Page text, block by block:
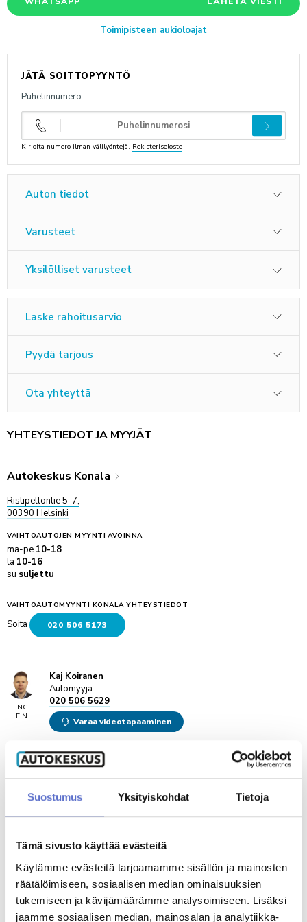
Suostumus Yksityiskohdat Tietoja
Tämä sivusto käyttää evästeitä
Käytämme evästeitä tarjoamamme sisällön ja mainosten
räätälöimiseen, sosiaalisen median ominaisuuksien
tukemiseen ja kävijämäärämme analysoimiseen. Lisäksi
jaamme sosiaalisen median, mainosalan ja analytiikka-
ANNA PALAUTETTAToimipisteen aukioloajat
JÄTÄ SOITTOPYYNTÖ
Puhelinnumero
Kirjoita numero ilman välilyöntejä. Rekisteriseloste
Auton tiedot
Varusteet
Yksilölliset varusteet
Laske rahoitusarvio
Pyydä tarjous
Ota yhteyttä
YHTEYSTIEDOT JA MYYJÄT
Autokeskus Konala
Ristipellontie 5-7,
00390 Helsinki
VAIHTOAUTOJEN MYYNTI AVOINNA
ma-pe 10-18
la 10-16
su suljettu
VAIHTOAUTOMYYNTI KONALA YHTEYSTIEDOT
Soita 020 506 5173
ENG,
FIN
Kaj Koiranen
Automyyjä
020 506 5629
Varaa videotapaaminen
ENG,
Tuomo Karvinen
020 506 5813
ENG,
FIN,
SPA
Ilkka Patama
Automyyjä
020 506 5731
Varaa videotapaaminen